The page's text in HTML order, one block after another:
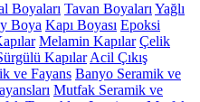
Boyaları Tavan Boyaları Yağlı
Boya Kapı Boyası Epoksi
Melamin Kapılar Çelik
Kapılar Acil Çıkış
ve Fayans Banyo Seramik ve
Mutfak Seramik ve